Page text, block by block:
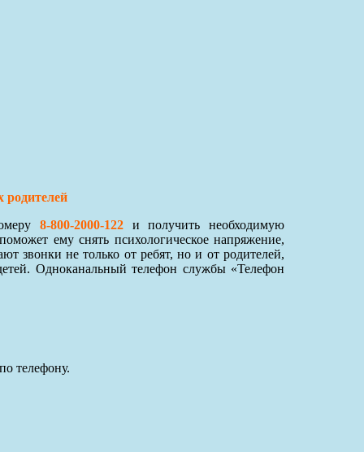
родителей
8-800-2000-122и получить необходимую
ему снять психологическое напряжение,
звонки не только от ребят, но и от родителей,
Одноканальный телефон службы «Телефон
телефону.